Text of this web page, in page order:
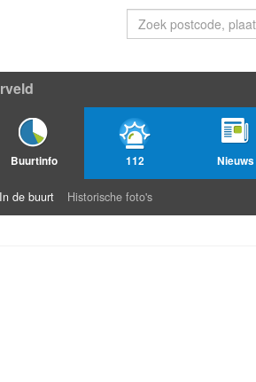
Buurtinfo 112 Nieuws
In de buurt Historische foto's